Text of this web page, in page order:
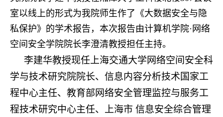
室以线上的形式为我院师生作了《大数据安全与隐
私保护》的学术报告，本次报告由计算机学院·网络
空间安全学院院长李澄清教授担任主持。
李建华教授现任上海交通大学网络空间安全科
学与技术研究院院长、信息内容分析技术国家工
程中心主任、教育部网络安全管理监控与服务工
程技术研究中心主任、上海市 信息安全综合管理